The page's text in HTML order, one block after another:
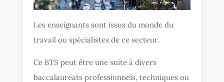
Les enseignants sont issus du monde du
travail ou spécialistes de ce secteur.
Ce BTS peut être une suite à divers
baccalauréats professionnels, techniques ou